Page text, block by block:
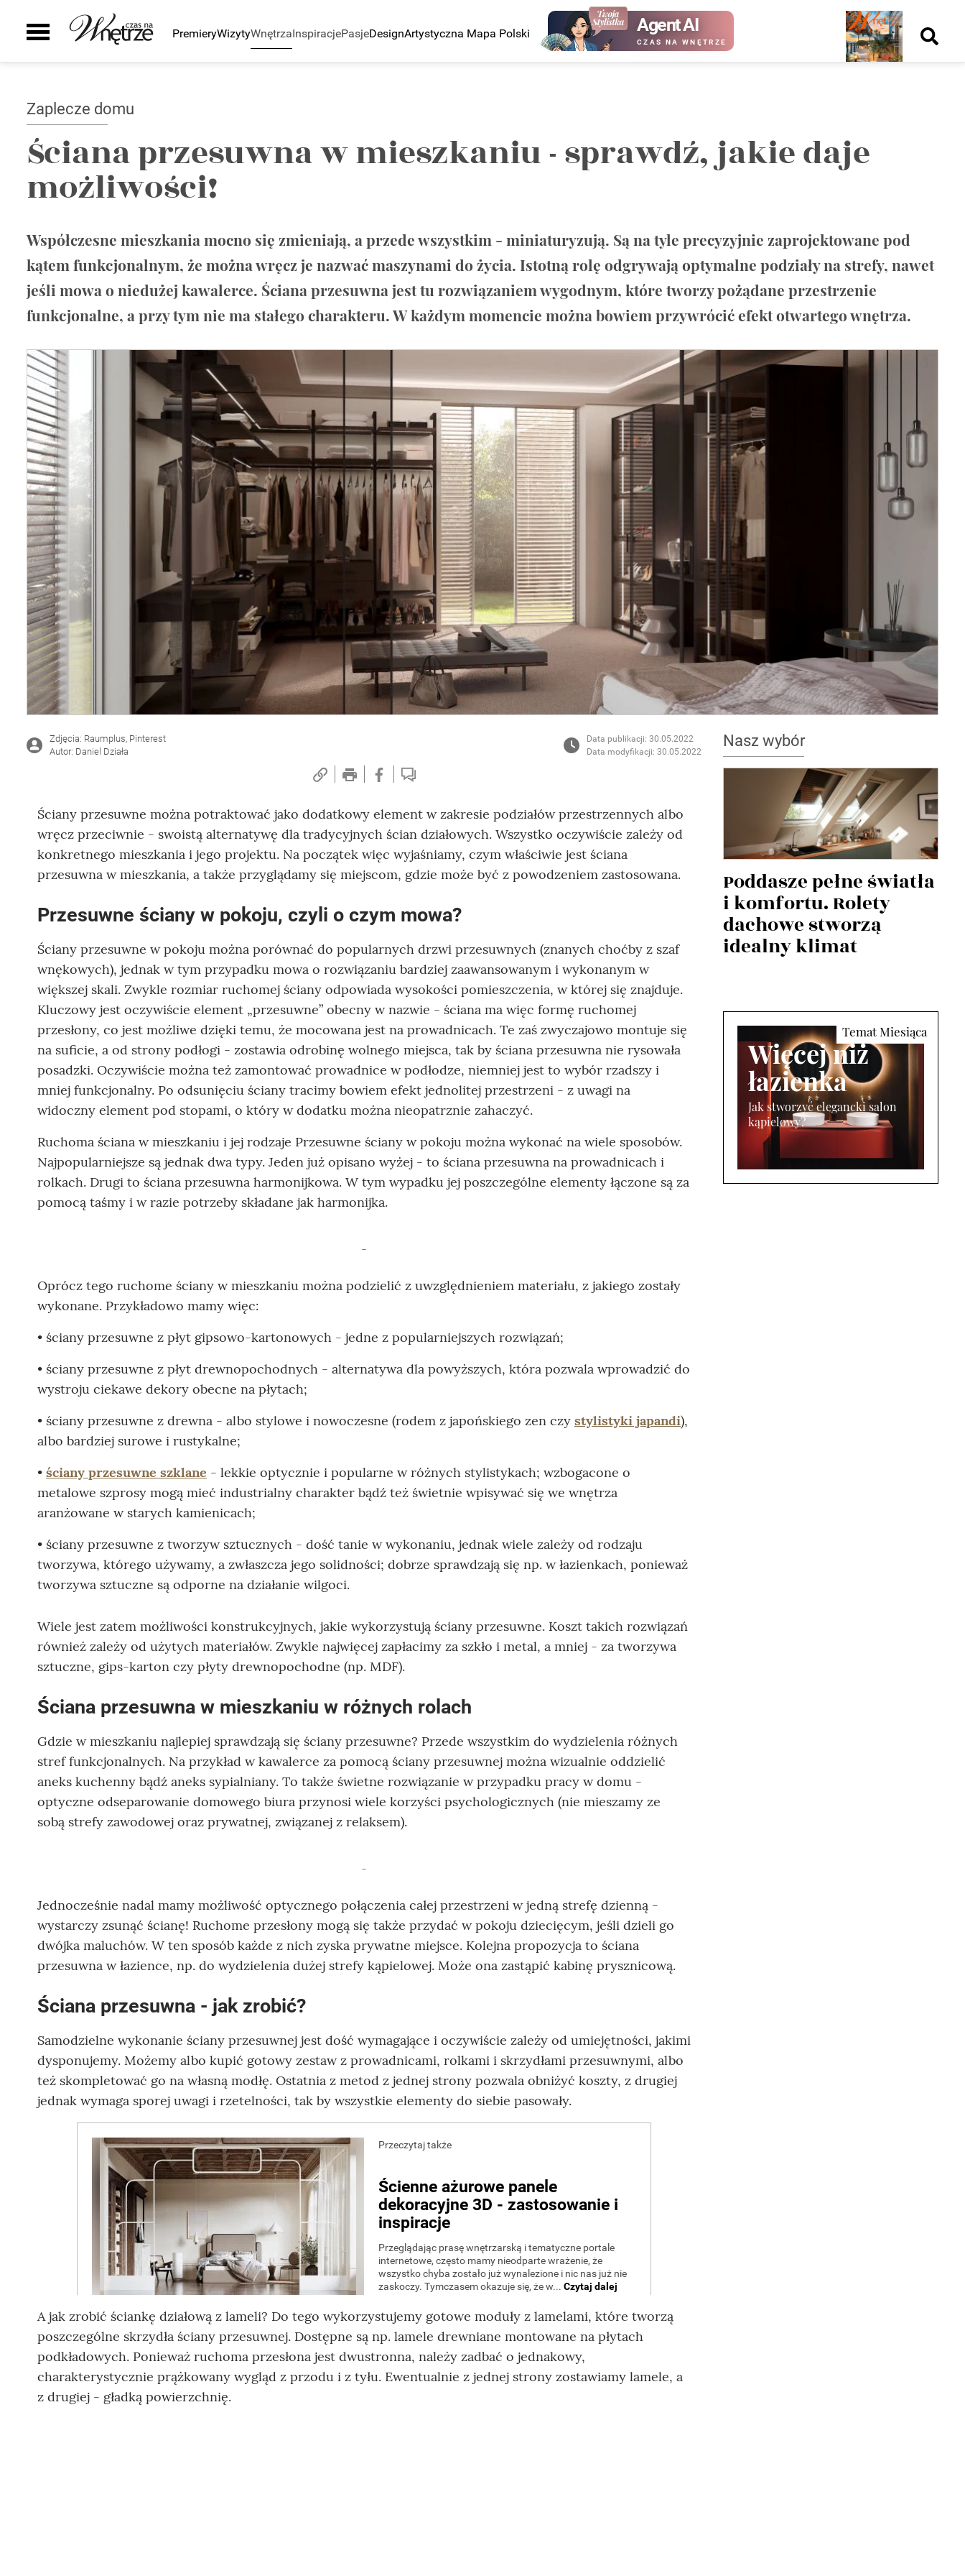
PremieryWizytyWnętrza
Łazienka
Salon
Sypialnia
Pokój dziecka
Taras i ogród
Zaplecze domu
Kominki
Grzejniki
Oświetlenie
Zlewy i baterie
Wanny i natryski
Ceramika Łazienkowa
DIY
InspiracjePasje
Auto
Smaki życia
DesignArtystyczna Mapa Polski Agent AI
CZAS NA WNĘTRZE
Nowy
numer
kup ten
numer
Zaplecze domu
Ściana przesuwna w mieszkaniu - sprawdź, jakie daje
możliwości!
Współczesne mieszkania mocno się zmieniają, a przede wszystkim - miniaturyzują. Są na tyle precyzyjnie zaprojektowane pod
kątem funkcjonalnym, że można wręcz je nazwać maszynami do życia. Istotną rolę odgrywają optymalne podziały na strefy, nawet
jeśli mowa o niedużej kawalerce. Ściana przesuwna jest tu rozwiązaniem wygodnym, które tworzy pożądane przestrzenie
funkcjonalne, a przy tym nie ma stałego charakteru. W każdym momencie można bowiem przywrócić efekt otwartego wnętrza.
Zdjęcia: Raumplus, Pinterest
Autor: Daniel Działa
Data publikacji: 30.05.2022
Data modyfikacji: 30.05.2022
Ściany przesuwne można potraktować jako dodatkowy element w zakresie podziałów przestrzennych albo
wręcz przeciwnie - swoistą alternatywę dla tradycyjnych ścian działowych. Wszystko oczywiście zależy od
konkretnego mieszkania i jego projektu. Na początek więc wyjaśniamy, czym właściwie jest ściana
przesuwna w mieszkania, a także przyglądamy się miejscom, gdzie może być z powodzeniem zastosowana.
Przesuwne ściany w pokoju, czyli o czym mowa?
Ściany przesuwne w pokoju można porównać do popularnych drzwi przesuwnych (znanych choćby z szaf
wnękowych), jednak w tym przypadku mowa o rozwiązaniu bardziej zaawansowanym i wykonanym w
większej skali. Zwykle rozmiar ruchomej ściany odpowiada wysokości pomieszczenia, w której się znajduje.
Kluczowy jest oczywiście element „przesuwne” obecny w nazwie - ściana ma więc formę ruchomej
przesłony, co jest możliwe dzięki temu, że mocowana jest na prowadnicach. Te zaś zwyczajowo montuje się
na suficie, a od strony podłogi - zostawia odrobinę wolnego miejsca, tak by ściana przesuwna nie rysowała
posadzki. Oczywiście można też zamontować prowadnice w podłodze, niemniej jest to wybór rzadszy i
mniej funkcjonalny. Po odsunięciu ściany tracimy bowiem efekt jednolitej przestrzeni - z uwagi na
widoczny element pod stopami, o który w dodatku można nieopatrznie zahaczyć.
Ruchoma ściana w mieszkaniu i jej rodzaje Przesuwne ściany w pokoju można wykonać na wiele sposobów.
Najpopularniejsze są jednak dwa typy. Jeden już opisano wyżej - to ściana przesuwna na prowadnicach i
rolkach. Drugi to ściana przesuwna harmonijkowa. W tym wypadku jej poszczególne elementy łączone są za
pomocą taśmy i w razie potrzeby składane jak harmonijka.
Oprócz tego ruchome ściany w mieszkaniu można podzielić z uwzględnieniem materiału, z jakiego zostały
wykonane. Przykładowo mamy więc:
• ściany przesuwne z płyt gipsowo-kartonowych - jedne z popularniejszych rozwiązań;
• ściany przesuwne z płyt drewnopochodnych - alternatywa dla powyższych, która pozwala wprowadzić do
wystroju ciekawe dekory obecne na płytach;
• ściany przesuwne z drewna - albo stylowe i nowoczesne (rodem z japońskiego zen czy stylistyki japandi),
albo bardziej surowe i rustykalne;
• ściany przesuwne szklane - lekkie optycznie i popularne w różnych stylistykach; wzbogacone o
metalowe szprosy mogą mieć industrialny charakter bądź też świetnie wpisywać się we wnętrza
aranżowane w starych kamienicach;
• ściany przesuwne z tworzyw sztucznych - dość tanie w wykonaniu, jednak wiele zależy od rodzaju
tworzywa, którego używamy, a zwłaszcza jego solidności; dobrze sprawdzają się np. w łazienkach, ponieważ
tworzywa sztuczne są odporne na działanie wilgoci.
Wiele jest zatem możliwości konstrukcyjnych, jakie wykorzystują ściany przesuwne. Koszt takich rozwiązań
również zależy od użytych materiałów. Zwykle najwięcej zapłacimy za szkło i metal, a mniej - za tworzywa
sztuczne, gips-karton czy płyty drewnopochodne (np. MDF).
Ściana przesuwna w mieszkaniu w różnych rolach
Gdzie w mieszkaniu najlepiej sprawdzają się ściany przesuwne? Przede wszystkim do wydzielenia różnych
stref funkcjonalnych. Na przykład w kawalerce za pomocą ściany przesuwnej można wizualnie oddzielić
aneks kuchenny bądź aneks sypialniany. To także świetne rozwiązanie w przypadku pracy w domu -
optyczne odseparowanie domowego biura przynosi wiele korzyści psychologicznych (nie mieszamy ze
sobą strefy zawodowej oraz prywatnej, związanej z relaksem).
Jednocześnie nadal mamy możliwość optycznego połączenia całej przestrzeni w jedną strefę dzienną -
wystarczy zsunąć ścianę! Ruchome przesłony mogą się także przydać w pokoju dziecięcym, jeśli dzieli go
dwójka maluchów. W ten sposób każde z nich zyska prywatne miejsce. Kolejna propozycja to ściana
przesuwna w łazience, np. do wydzielenia dużej strefy kąpielowej. Może ona zastąpić kabinę prysznicową.
Ściana przesuwna - jak zrobić?
Samodzielne wykonanie ściany przesuwnej jest dość wymagające i oczywiście zależy od umiejętności, jakimi
dysponujemy. Możemy albo kupić gotowy zestaw z prowadnicami, rolkami i skrzydłami przesuwnymi, albo
też skompletować go na własną modłę. Ostatnia z metod z jednej strony pozwala obniżyć koszty, z drugiej
jednak wymaga sporej uwagi i rzetelności, tak by wszystkie elementy do siebie pasowały.
A jak zrobić ściankę działową z lameli? Do tego wykorzystujemy gotowe moduły z lamelami, które tworzą
poszczególne skrzydła ściany przesuwnej. Dostępne są np. lamele drewniane montowane na płytach
podkładowych. Ponieważ ruchoma przesłona jest dwustronna, należy zadbać o jednakowy,
charakterystycznie prążkowany wygląd z przodu i z tyłu. Ewentualnie z jednej strony zostawiamy lamele, a
z drugiej - gładką powierzchnię.
Nasz wybór
Poddasze pełne światła
i komfortu. Rolety
dachowe stworzą
idealny klimat
Więcej niż
łazienka
Jak stworzyć elegancki salon
kąpielowy?